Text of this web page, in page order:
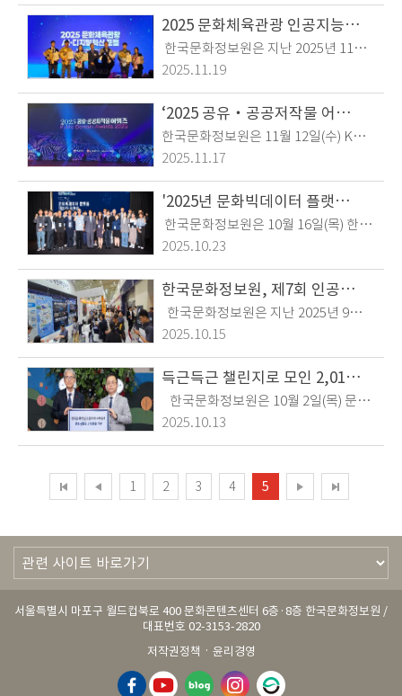
과와 결과를 공유하기 위해 마련됐습니
다.문정원은 직무급 제도를 단계적으로
도입할 예정으로, 먼저 부서장 등 관리
자 직군을 대상으로 제도를 시행한 뒤
일반 직원으로 확대할 계획입니다. <한
국문화정보원 직무급 제도 의견조사>
음공방, 마음택배, 마음마켓, 마음약방
등 4개 분야로 구성되었으며, 업사이클
링 공예 클래스와 감사 나눔 제작 등 ES
G 실천 프로그램을 중심으로 운영되었
습니다. 직원들이 직접 행사에 적극 참
여해 지속가능한 가치를 실천하고 건강
한 조직문화를 함께 만들어가는 시간을
가졌습니다.또한 구성원의 의견을 수렴
하는 ‘조직 처방’ 프로그램을 통해 조직
내 다양한 목소리를 반영하고, 참여형
거버넌스 문화를 구축하는 계기를 마련
하였습니다. < 마음 공방 > < 마음 택배
> < 마음 마켓 > < 마음 약방 > < 마음
2025 문화체육관광 인공지능(AI)·디지털혁신 포럼 개최!
한국문화정보원은 지난 2025년 11월
18일 서울 용산구 서울드래곤시티에서
지털혁신 포럼’을 개최하였습니다.이번
행사에서는 개회식을 시작으로 ‘2025
문화 디지털혁신 및 데이터 활용 공모
전’ 시상식과 기조연설, 전문가 토론 등
이 진행되었으며, 별도로 마련한 체험
관에서는 수상작 전시와 혁신 사례를
관람할 수 있는 프로그램이 운영되었습
니다. < 시상식 > < 우수사례 및 아이디
어 발표 > < 포럼 트랙별 발표 진행 현장
> < 체험관 현장 > 행사 영상 보러가기
▷ https://www.facebook.com/sha
re/v/17kaenAufY/
2025.11.19
‘2025 공유‧공공저작물 어워즈’ 개최
한국문화정보원은 11월 12일(수) KOC
CA 콘텐츠문화광장에서 문화체육관광
관으로 ‘2025 공유·공공저작물 어워
즈’를 개최하였습니다. 이번 행사는 공
유·공공저작물 및 저작권 기증 제도를
알리고 자유이용 저작물 활용 문화를
확산하기 위한 축제의 장으로 마련되었
습니다. < 시상식 현장 > < 토크 콘서트
> < 사례발표 >
2025.11.17
'2025년 문화빅데이터 플랫폼 데이터 설명회' 성료
한국문화정보원은 10월 16일(목) 한국
지능정보사회진흥원(NIA) 사업을 통하
이터 설명회」를 개최하였습니다. 이
번 설명회는 한국문화정보원에서 운영
하는 문화빅데이터 플랫폼 발전 방향과
올해 말에 개방될 신규 데이터 및 서비
스 활용을 촉진하고, 데이터 공급 및 수
요기업 간 소통 활성화를 위하여 맞춤
형 상담을 진행했습니다. 앞으로도 데
이터 기반의 문화산업 발전을 위해, 유
관 기관과 협력하며 데이터 유통 및 활
원하겠습니다. < 데이터 설명회 현장
> < 설명회 참석자 모습 > < 맞춤형 데
2025.10.23
한국문화정보원, 제7회 인공지능 페스타(AI Festa 2025) 전시 참여!
한국문화정보원은 지난 2025년 9월 3
0일(화) ~ 10월 2일(목), 3일간 삼성동
스타(AI Festa 2025)에 전시 참가를 하
였습니다. 'AI Festa 2025는' 국내 최대
인공지능 전시회로 문정원은 '인공지능
(AI)과 문화의 만남'을 주제로 전통문화
와 공공데이터를 인공지능(AI)·디지털
기술과 접목한 체험형 전시를 운영하였
습니다. < 한국문화정보원 전시부스 현
▷ https://www.facebook.com/sha
2025.10.15
득근득근 챌린지로 모인 2,012.907km의 마음 전달!
한국문화정보원은 10월 2일(목) 문화
소외계층의 문화혜택 지원을 위한 문화
다. 이는 지난 7월 1일부터 시행된 체육
시설 이용료 소득공제 활성화를 위한
2.907km의 거리를 기부 포인트로 환산
모인 금액입니다.
2025.10.13
1 2 3 4 5
서울특별시 마포구 월드컵북로 400 문화콘텐츠센터 6층·8층 한국문화정보원 /
대표번호 02-3153-2820
저작권정책 · 윤리경영